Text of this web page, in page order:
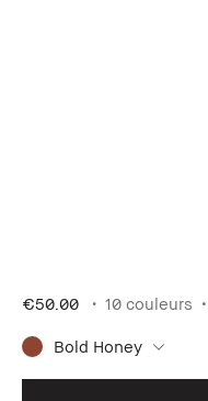
€50.00 10 couleurs
Bold Honey